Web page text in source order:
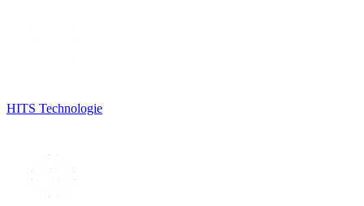
HITS Technologie